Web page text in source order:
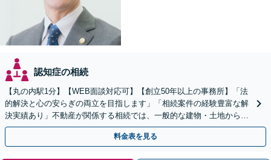
認知症の相続
【丸の内駅1分】【WEB面談対応可】【創立50年以上の事務所】「法
的解決と心の安らぎの両立を目指します」「相続案件の経験豊富な解
決実績あり」不動産が関係する相続では、一般的な建物・土地から農
地まで幅広く対応いたします。【休日・夜間相談可】
料金表を見る